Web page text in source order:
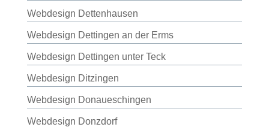
Webdesign Dettenhausen
Webdesign Dettingen an der Erms
Webdesign Dettingen unter Teck
Webdesign Ditzingen
Webdesign Donaueschingen
Webdesign Donzdorf